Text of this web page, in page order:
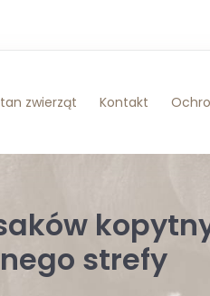
zwierząt Kontakt
strefy